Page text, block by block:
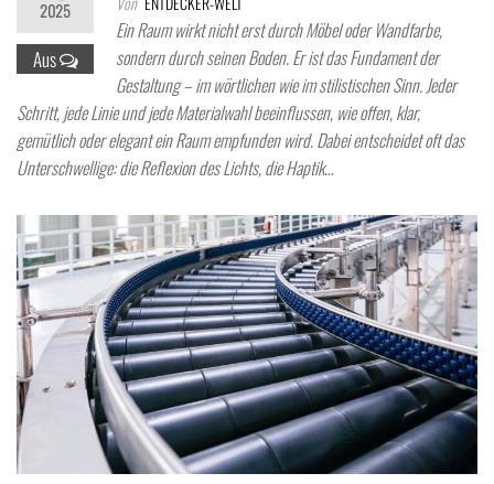
2025
Aus
Ein Raum wirkt nicht erst durch Möbel oder Wandfarbe,
sondern durch seinen Boden. Er ist das Fundament der
Gestaltung – im wörtlichen wie im stilistischen Sinn. Jeder
Schritt, jede Linie und jede Materialwahl beeinflussen, wie offen, klar,
gemütlich oder elegant ein Raum empfunden wird. Dabei entscheidet oft das
Unterschwellige: die Reflexion des Lichts, die Haptik…